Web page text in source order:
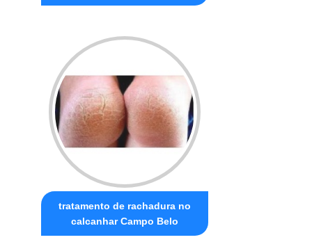
tratamento de rachadura no
calcanhar Campo Belo